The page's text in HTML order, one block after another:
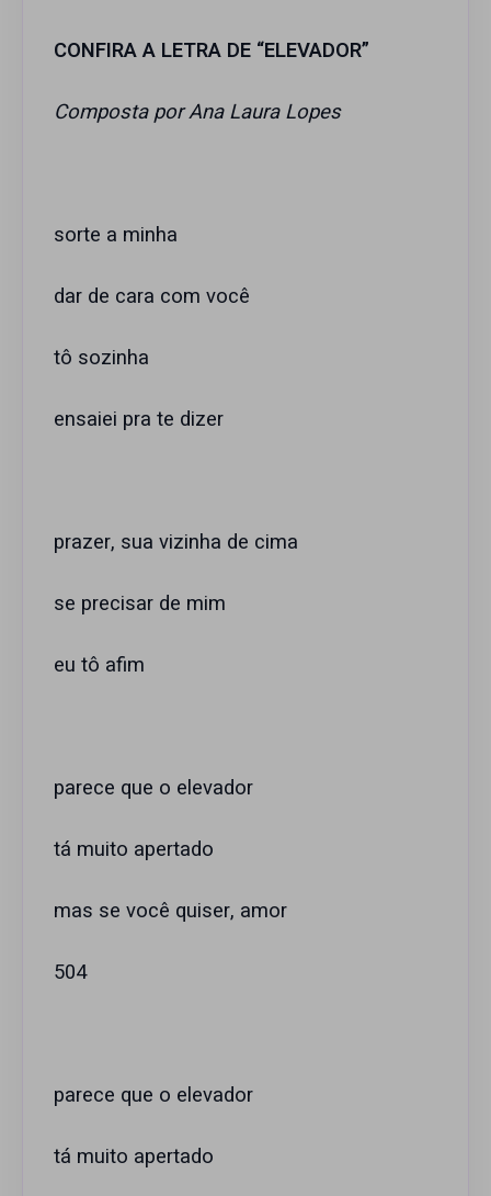
CONFIRA A LETRA DE “ELEVADOR”
Composta por Ana Laura Lopes
sorte a minha
dar de cara com você
tô sozinha
ensaiei pra te dizer
prazer, sua vizinha de cima
se precisar de mim
eu tô afim
parece que o elevador
tá muito apertado
mas se você quiser, amor
504
parece que o elevador
tá muito apertado